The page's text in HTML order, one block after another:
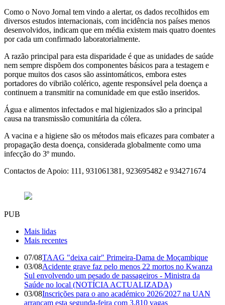
Como o Novo Jornal tem vindo a alertar, os dados recolhidos em
diversos estudos internacionais, com incidência nos países menos
desenvolvidos, indicam que em média existem mais quatro doentes
por cada um confirmado laboratorialmente.
A razão principal para esta disparidade é que as unidades de saúde
nem sempre dispõem dos componentes básicos para a testagem e
porque muitos dos casos são assintomáticos, embora estes
portadores do vibrião colérico, agente responsável pela doença a
continuem a transmitir na comunidade em que estão inseridos.
Água e alimentos infectados e mal higienizados são a principal
causa na transmissão comunitária da cólera.
A vacina e a higiene são os métodos mais eficazes para combater a
propagação desta doença, considerada globalmente como uma
infecção do 3º mundo.
Contactos de Apoio: 111, 931061381, 923695482 e 934271674
PUB
Mais lidas
Mais recentes
07/08TAAG "deixa cair" Primeira-Dama de Moçambique
03/08Acidente grave faz pelo menos 22 mortos no Kwanza
Sul envolvendo um pesado de passageiros - Ministra da
Saúde no local (NOTÍCIA ACTUALIZADA)
03/08Inscrições para o ano académico 2026/2027 na UAN
arrancam esta segunda-feira com 3.810 vagas